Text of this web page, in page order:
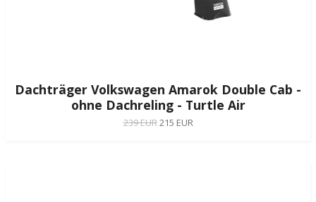
Dachträger Volkswagen Amarok Double Cab -
ohne Dachreling - Turtle Air
239 EUR215 EUR